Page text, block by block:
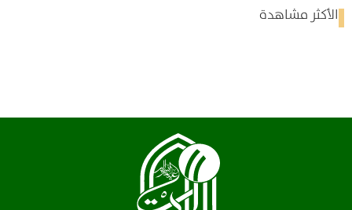
الأكثر مشاهدة